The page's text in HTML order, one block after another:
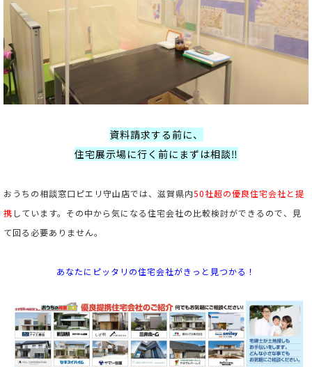
資料請求する前に、
住宅展示場に行く前にまずは相談‼
おうちの相談窓口ピエリ守山店では、滋賀県内50社超の優良住宅会社と提
携 しています。 その中から気になる住宅会社の比較検討ができるので、見
て回る必要ありません。
あなたにピッタリの住宅会社がきっと見つかる！